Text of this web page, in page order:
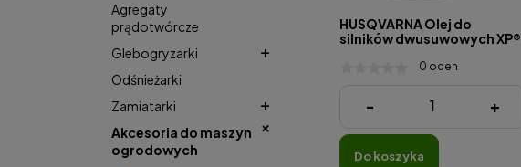
Agregaty
prądotwórcze
Glebogryzarki
Odśnieżarki
Zamiatarki
Akcesoria do maszyn
ogrodowych
HUSQVARNA Olej do
silników dwusuwowych XP®
0 ocen
16,99 zł
- +
do koszyka